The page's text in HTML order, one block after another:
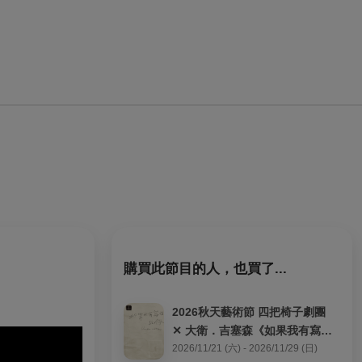
購買此節目的人，也買了...
2026秋天藝術節 四把椅子劇團
✕ 大衛．吉塞森《如果我有寫信
給你》
2026/11/21 (六) - 2026/11/29 (日)